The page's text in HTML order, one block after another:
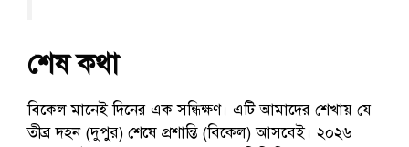
শেষ কথা
বিকেল মানেই দিনের এক সন্ধিক্ষণ। এটি আমাদের শেখায় যে
তীব্র দহন (দুপুর) শেষে প্রশান্তি (বিকেল) আসবেই। ২০২৬